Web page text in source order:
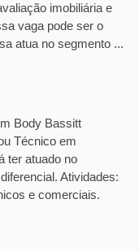
imobiliária e
vaga pode ser o
atua no segmento ...
Body Bassitt
Técnico em
ter atuado no
Atividades:
e comerciais.